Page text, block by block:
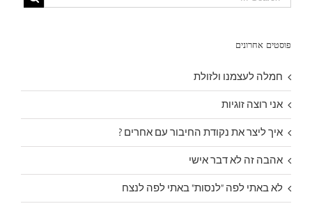
פוסטים אחרונים
חמלה לעצמנו ולזולת
אני רוצה זוגיות
איך ליצר את נקודת החיבור עם אחרים ?
אהבה זה לא דבר אישי
לא באתי לפה "לנסות" באתי לפה לנצח